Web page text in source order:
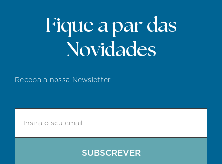
Fique a par das
Novidades
Receba a nossa Newsletter
SUBSCREVER